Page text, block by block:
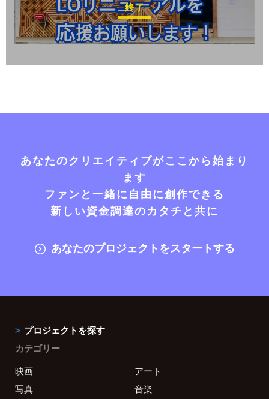
終了
あなたのクリエイティブがここから始まり
ます
ファンと一緒に自由に創作できる
新しい資金調達のカタチと共に
あなたのプロジェクトをスタートする
プロジェクトを探す
カテゴリー
映画
アート
写真
音楽